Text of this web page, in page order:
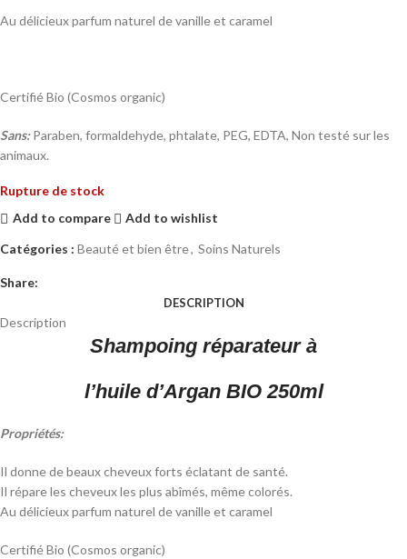
Au délicieux parfum naturel de vanille et caramel
Certifié Bio (Cosmos organic)
Sans:Paraben, formaldehyde, phtalate, PEG, EDTA, Non testé sur les
animaux.
Rupture de stock
Add to compare
Add to wishlist
Catégories : Beauté et bien être, Soins Naturels
Share:
DESCRIPTION
Description
Shampoing réparateur à
l’huile d’Argan BIO 250ml
Propriétés:
Il donne de beaux cheveux forts éclatant de santé.
Il répare les cheveux les plus abîmés, même colorés.
Au délicieux parfum naturel de vanille et caramel
Certifié Bio (Cosmos organic)